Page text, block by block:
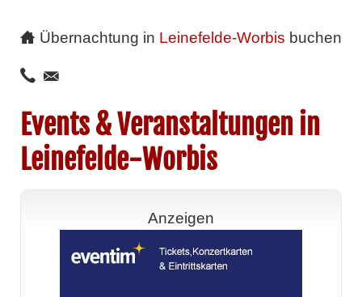
Übernachtung in Leinefelde-Worbis buchen
Events & Veranstaltungen in
Leinefelde-Worbis
Anzeigen